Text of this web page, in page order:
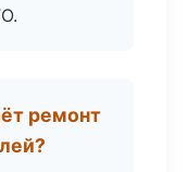
ремонт